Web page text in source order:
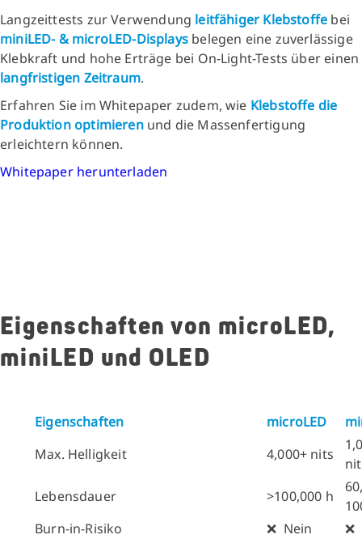
Langzeittests zur Verwendung leitfähiger Klebstoffe bei
miniLED- & microLED-Displays belegen eine zuverlässige
Klebkraft und hohe Erträge bei On-Light-Tests über einen
langfristigen Zeitraum.
Erfahren Sie im Whitepaper zudem, wie Klebstoffe die
Produktion optimierenund die Massenfertigung
erleichtern können.
Whitepaper herunterladen
Eigenschaften von microLED,
miniLED und OLED
Eigenschaften microLED
Max. Helligkeit
4,000+ nits
Lebensdauer
>100,000 h
Burn-in-Risiko
❌ Nein
❌